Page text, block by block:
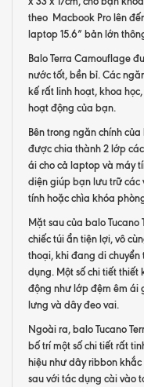
theo Macbook Pro lên
laptop 15.6” bản lớn
Balo Terra Camouflage
nước tốt, bền bỉ. Các
kế rất linh hoạt, khoa
hoạt động của bạn.
Bên trong ngăn chính
được chia thành 2 lớp
ái cho cả laptop và máy
diện giúp bạn lưu trữ các
tính hoặc chìa khóa
Mặt sau của balo
chiếc túi ẩn tiện lợi, vô
thoại, khi đang di
dụng. Một số chi tiết
động như lớp đệm êm ái
lưng và dây đeo vai.
Ngoài ra, balo Tucano
bố trí một số chi tiết rất
hiệu như dây ribbon
sau với tác dụng cài vào